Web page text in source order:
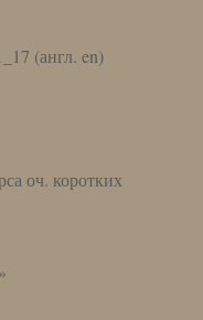
(англ. en)
оч. коротких